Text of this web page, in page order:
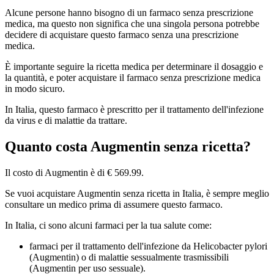
Alcune persone hanno bisogno di un farmaco senza prescrizione
medica, ma questo non significa che una singola persona potrebbe
decidere di acquistare questo farmaco senza una prescrizione
medica.
È importante seguire la ricetta medica per determinare il dosaggio e
la quantità, e poter acquistare il farmaco senza prescrizione medica
in modo sicuro.
In Italia, questo farmaco è prescritto per il trattamento dell'infezione
da virus e di malattie da trattare.
Quanto costa Augmentin senza ricetta?
Il costo di Augmentin è di € 569.99.
Se vuoi acquistare Augmentin senza ricetta in Italia, è sempre meglio
consultare un medico prima di assumere questo farmaco.
In Italia, ci sono alcuni farmaci per la tua salute come:
farmaci per il trattamento dell'infezione da Helicobacter pylori
(Augmentin) o di malattie sessualmente trasmissibili
(Augmentin per uso sessuale).